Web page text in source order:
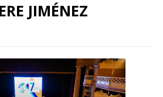
JIMÉNEZ